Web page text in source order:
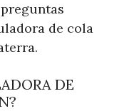
de cola
DE